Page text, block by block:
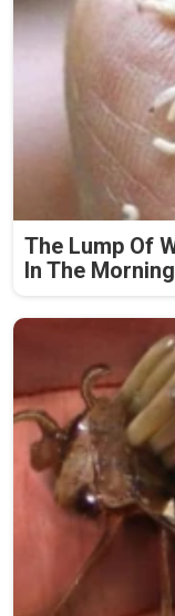
The Lump Of
In The